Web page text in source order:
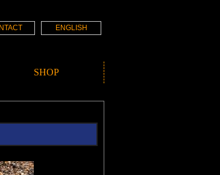
ENGLISH
SHOP